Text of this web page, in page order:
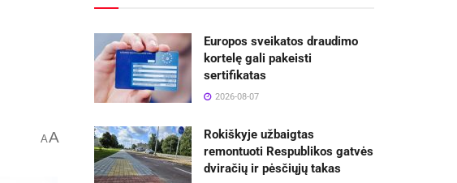
AA
Europos sveikatos draudimo
kortelę gali pakeisti
sertifikatas
2026-08-07
Rokiškyje užbaigtas
remontuoti Respublikos gatvės
dviračių ir pėsčiųjų takas